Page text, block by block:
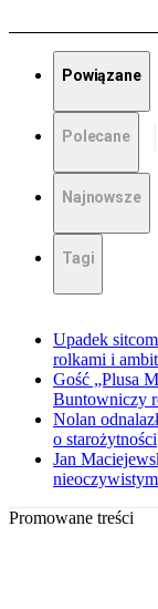
Powiązane
Polecane
Najnowsze
Tagi
Upadek
rolkami i
Gość „Plusa
Buntowniczy
Nolan
o starożytności
Jan
Promowane treści